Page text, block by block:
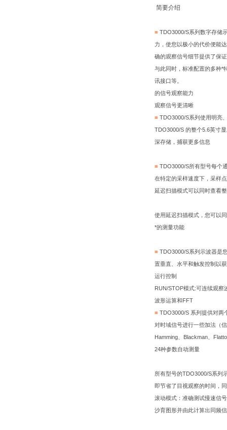
简要介绍
■ TDO3000/S系列数字存储
力，使您以极小的代价便能
确的观察信号细节提供了保
与此同时，标准配置的多种*
讯接口等。
的信号观察能力
观察信号更清晰
■ TDO3000/S系列使用明亮
TDO3000/S 的整个5.6英寸
深存储，捕获更多信息
■ TDO3000/S所有型号每个
在特定的采样速度下，采样
延迟扫描模式可以同时查看
使用延迟扫描模式，您可以
*的测量功能
■ TDO3000/S系列示波器是
置垂直、水平和触发控制以
运行控制
RUN/STOP模式:可连续观察
波形运算和FFT
■ TDO3000/S 系列提供对两
对时域信号进行一些加法（
Hamming、Blackman、
24种参数自动测量
所有型号的TDO3000/S系列
即节省了目视观察的时间，
滚动模式：准确测试慢速信
沙育图形并由此计算出同频